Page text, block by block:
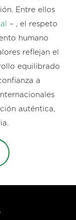
Entre ellos
– , el respeto
humano
reflejan el
equilibrado
a
auténtica,